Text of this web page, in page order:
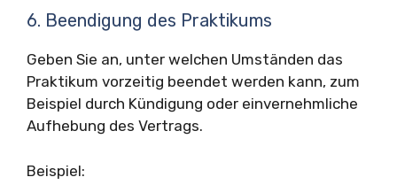
6. Beendigung des Praktikums
Geben Sie an, unter welchen Umständen das
Praktikum vorzeitig beendet werden kann, zum
Beispiel durch Kündigung oder einvernehmliche
Aufhebung des Vertrags.
Beispiel: